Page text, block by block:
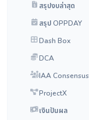
สรุปงบล่าสุด
สรุป OPPDAY
Dash Box
DCA
IAA Consensus
ProjectX
เงินปันผล